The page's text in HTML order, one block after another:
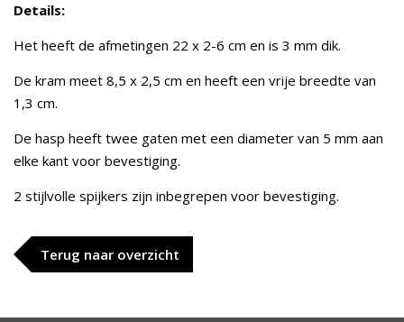
Details:
Het heeft de afmetingen 22 x 2-6 cm en is 3 mm dik.
De kram meet 8,5 x 2,5 cm en heeft een vrije breedte van
1,3 cm.
De hasp heeft twee gaten met een diameter van 5 mm aan
elke kant voor bevestiging.
2 stijlvolle spijkers zijn inbegrepen voor bevestiging.
Terug naar overzicht